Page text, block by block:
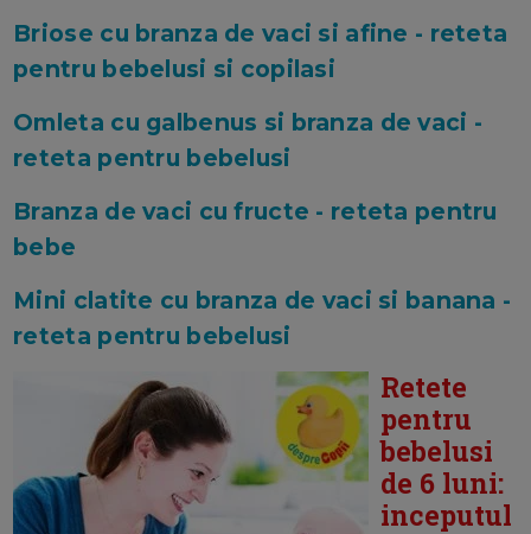
Briose cu branza de vaci si afine - reteta
pentru bebelusi si copilasi
Omleta cu galbenus si branza de vaci -
reteta pentru bebelusi
Branza de vaci cu fructe - reteta pentru
bebe
Mini clatite cu branza de vaci si banana -
reteta pentru bebelusi
Retete
pentru
bebelusi
de 6 luni:
inceputul